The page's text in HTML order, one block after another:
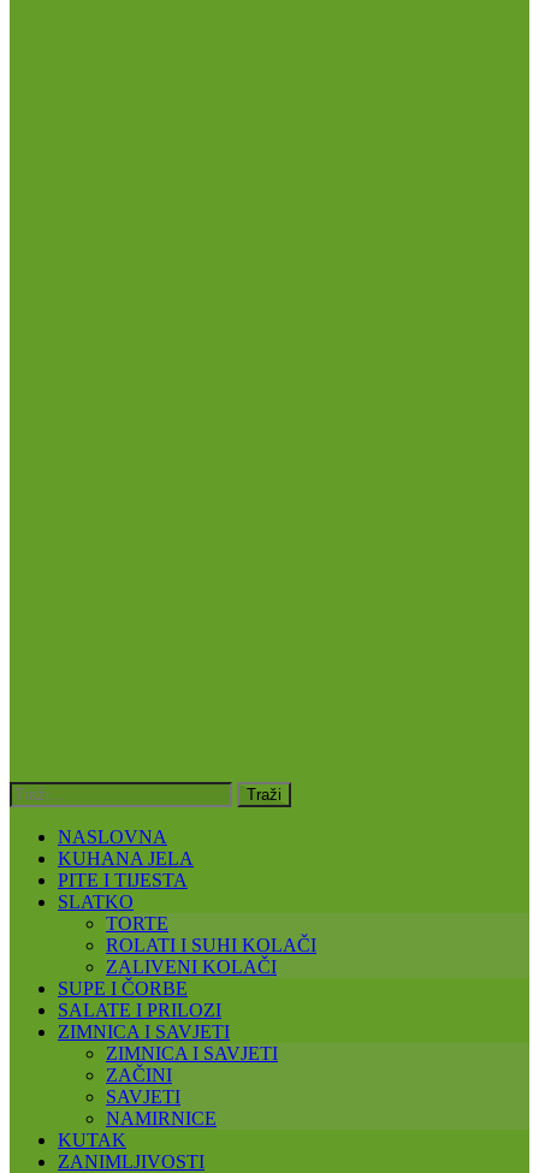
NASLOVNA
KUHANA JELA
PITE I TIJESTA
SLATKO
TORTE
ROLATI I SUHI KOLAČI
ZALIVENI KOLAČI
SUPE I ČORBE
SALATE I PRILOZI
ZIMNICA I SAVJETI
ZIMNICA I SAVJETI
ZAČINI
SAVJETI
NAMIRNICE
KUTAK
ZANIMLJIVOSTI